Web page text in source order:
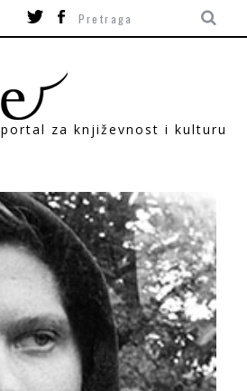
portal za književnost i kulturu